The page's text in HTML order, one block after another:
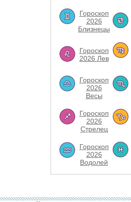
Гороскоп
2026
Близнецы
Гороскоп
2026 Лев
Гороскоп
2026
Весы
Гороскоп
2026
Стрелец
Гороскоп
2026
Водолей